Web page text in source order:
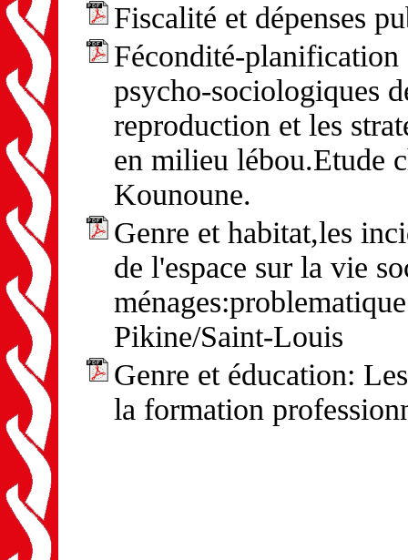
Fiscalité et dépenses
Fécondité-
psycho-sociologiques
reproduction et les
en milieu lébou.Etude
Kounoune.
Genre et habitat,les
de l'espace sur la vie
Pikine/Saint-Louis
Genre et éducation:
la formation